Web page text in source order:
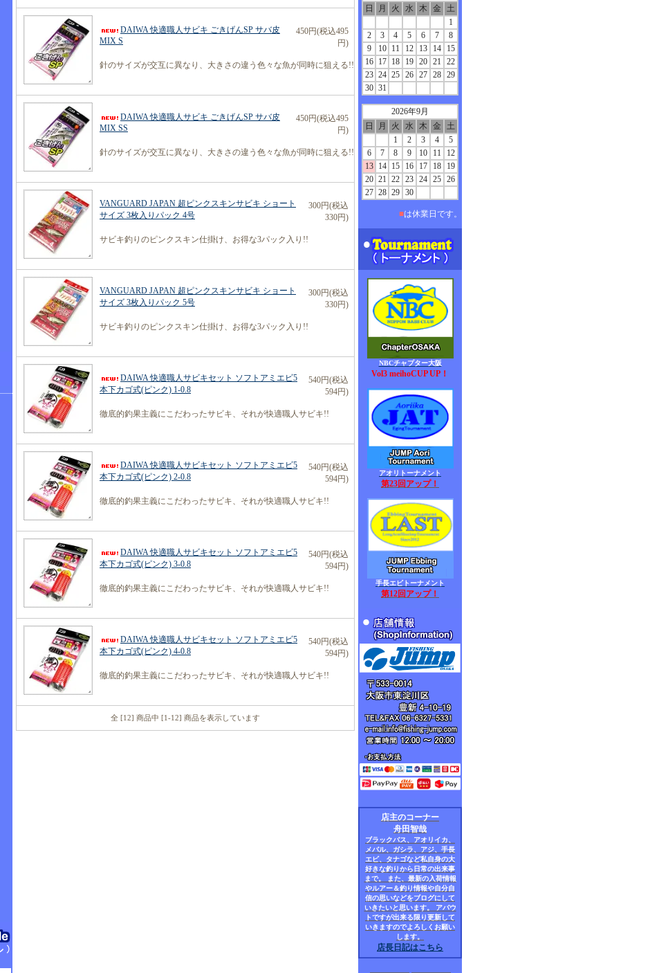
DAIWA 快適職人サビキ ごきげんSP サバ皮
MIX S
450円(税込495
円)
針のサイズが交互に異なり、大きさの違う色々な魚が同時に狙える!!
DAIWA 快適職人サビキ ごきげんSP サバ皮
MIX SS
450円(税込495
円)
針のサイズが交互に異なり、大きさの違う色々な魚が同時に狙える!!
VANGUARD JAPAN 超ピンクスキンサビキ ショート
サイズ 3枚入りパック 4号
300円(税込
330円)
サビキ釣りのピンクスキン仕掛け、お得な3パック入り!!
VANGUARD JAPAN 超ピンクスキンサビキ ショート
サイズ 3枚入りパック 5号
300円(税込
330円)
サビキ釣りのピンクスキン仕掛け、お得な3パック入り!!
DAIWA 快適職人サビキセット ソフトアミエビ5
本下カゴ式(ピンク) 1-0.8
540円(税込
594円)
徹底的釣果主義にこだわったサビキ、それが快適職人サビキ!!
DAIWA 快適職人サビキセット ソフトアミエビ5
本下カゴ式(ピンク) 2-0.8
540円(税込
594円)
徹底的釣果主義にこだわったサビキ、それが快適職人サビキ!!
DAIWA 快適職人サビキセット ソフトアミエビ5
本下カゴ式(ピンク) 3-0.8
540円(税込
594円)
徹底的釣果主義にこだわったサビキ、それが快適職人サビキ!!
DAIWA 快適職人サビキセット ソフトアミエビ5
本下カゴ式(ピンク) 4-0.8
540円(税込
594円)
徹底的釣果主義にこだわったサビキ、それが快適職人サビキ!!
全 [12] 商品中 [1-12] 商品を表示しています
日
月 火 水 木 金
土
1
2
3 4 5 6 7
8
9
10 11 12 13 14
15
16
17 18 19 20 21
22
23 24 25 26 27 28 29
30 31
2026年9月
日
月 火 水 木 金
土
1
2 3 4
5
6
7 8 9 10 11
12
13
14 15 16 17 18
19
20 21 22 23 24 25 26
27 28 29 30
■は休業日です。
NBCチャプター大阪
Vol3 meihoCUP UP！
アオリトーナメント
第23回アップ！
手長エビトーナメント
第12回アップ！
店主のコーナー
舟田智哉
ブラックバス、アオリイカ、
メバル、ガシラ、アジ、手長
エビ、タナゴなど私自身の大
好きな釣りから日常の出来事
まで。 また、最新の入荷情報
やルアー＆釣り情報や自分自
信の思いなどをブログにして
いきたいと思います。 アバウ
トですが出来る限り更新して
いきますのでよろしくお願い
します。
店長日記はこちら